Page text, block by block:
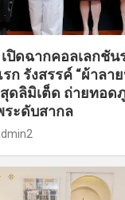
เปิดฉากคอลเลกชั
ก รังสรรค์ “ผ้าลา
ดลิมิเต็ด ถ่ายทอ
ะดับสากล